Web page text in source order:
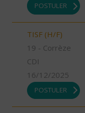
POSTULER
TISF (H/F)
19 - Corrèze
CDI
16/12/2025
POSTULER